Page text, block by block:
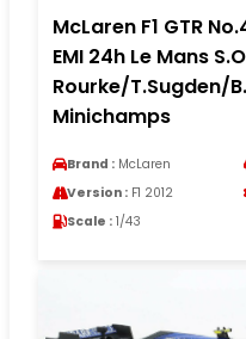
McLaren F1 GTR
EMI 24h Le Mans S.O
Rourke/T.Sugden/
Minichamps
Brand : McLaren
Version : F1 2012
Scale : 1/43